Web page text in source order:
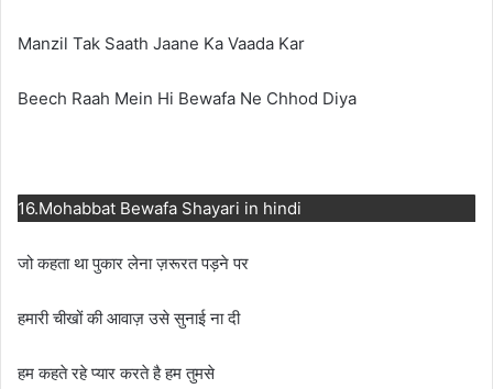
Manzil Tak Saath Jaane Ka Vaada Kar
Beech Raah Mein Hi Bewafa Ne Chhod Diya
16.Mohabbat Bewafa Shayari in hindi
जो कहता था पुकार लेना ज़रूरत पड़ने पर
हमारी चीखों की आवाज़ उसे सुनाई ना दी
हम कहते रहे प्यार करते है हम तुमसे